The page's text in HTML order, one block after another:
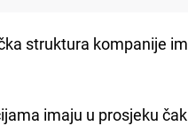
struktura kompanije
imaju u prosjeku